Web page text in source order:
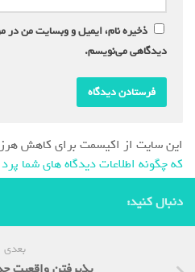
ذخیره نام، ایمیل و وبسایت من در
دیدگاهی می‌نویسم.
این سایت از اکیسمت برای کاهش
که چگونه اطلاعات دیدگاه های شما
دنبال کنید:
بعدی